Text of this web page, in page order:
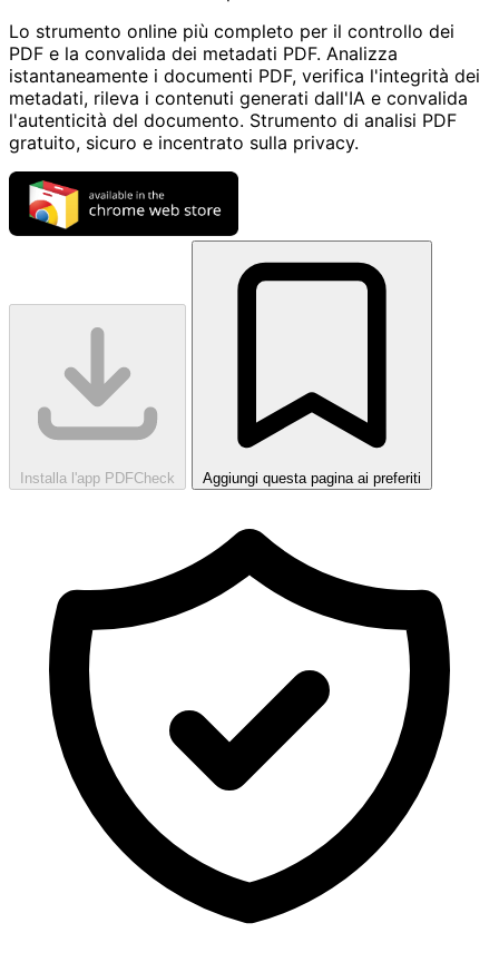
Lo strumento online più completo per il controllo dei
PDF e la convalida dei metadati PDF. Analizza
istantaneamente i documenti PDF, verifica l'integrità dei
metadati, rileva i contenuti generati dall'IA e convalida
l'autenticità del documento. Strumento di analisi PDF
gratuito, sicuro e incentrato sulla privacy.
Installa l'app PDFCheck Aggiungi questa pagina ai preferiti